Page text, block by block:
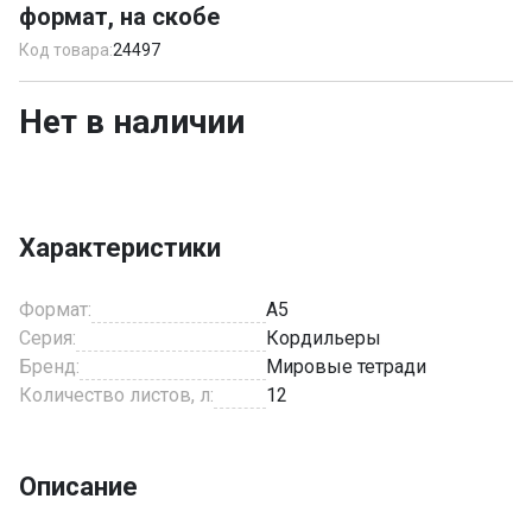
формат, на скобе
Код товара:24497
Нет в наличии
Характеристики
Формат:
A5
Серия:
Кордильеры
Бренд:
Мировые тетради
Количество листов, л:
12
Описание